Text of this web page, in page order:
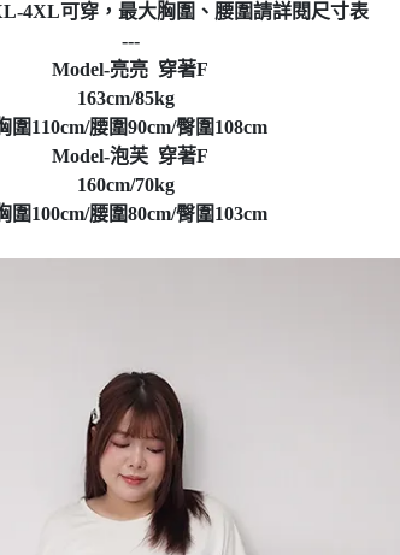
4XL可穿，最大胸圍、腰圍請詳閱尺寸表
---
Model-亮亮 穿著F
163cm/85kg
圍110cm/腰圍90cm/臀圍108cm
Model-泡芙 穿著F
160cm/70kg
圍100cm/腰圍80cm/臀圍103cm